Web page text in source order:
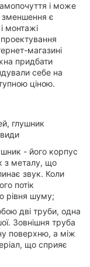
і може
зменшення є
монтажі
магазині
придбати
себе на
ціною.
глушник
- його корпус
з металу, що
звук. Коли
потік
рівня шуму;
дві труби, одна
Зовнішня труба
поверхню, а між
що сприяє